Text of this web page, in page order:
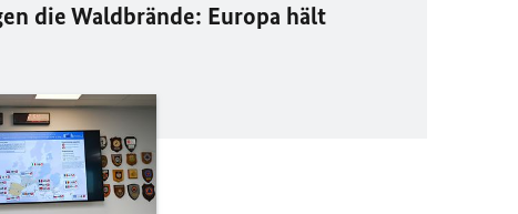
die Waldbrände: Europa hält